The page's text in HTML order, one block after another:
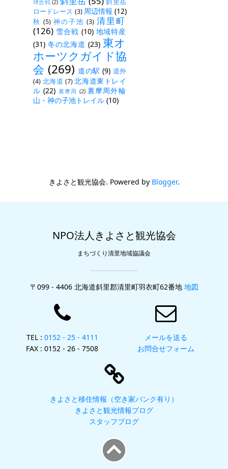
球合戦 (2)
斜里岳
ロードレース (3) 周辺情報 (12)
秋 (5) 神の子池 (3) 清里町
(126) 雪合戦 (10) 地域特産
(31) 冬の北海道 (23) 東オ
ホーツクガイド協
会 (269) 道の駅 (9) 道外
(4) 北海道 (7) 北海道東トレイ
ル (22) 裏摩周 (2) 裏摩周外輪
山・神の子池トレイル (10)
きよさと観光協会. Powered by Blogger.
NPO法人きよさと観光協会
まちづくり清里地域協議会
〒099 - 4406 北海道斜里郡清里町羽衣町62番地 地図
TEL : 0152 - 25 - 4111
FAX : 0152 - 26 - 7508
メールを送る
お問合せフォーム
きよさと移住情報（空き家バンク有り）
きよさと観光情報ブログ
スタッフブログ